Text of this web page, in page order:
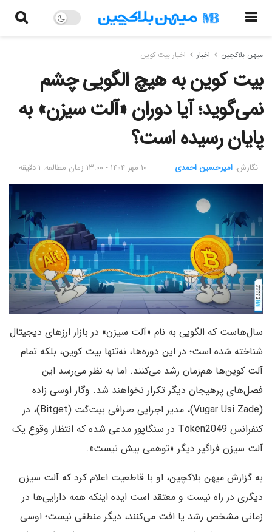
میهن بلاکچین اخبار اخبار بیت کوین
بیت کوین به هیچ الگویی چشم
نمی‌گوید؛ آیا دوران «آلت‌ سیزن» به
پایان رسیده است؟
نگارش:‌ امیرحسین احمدی ۱۰ مهر ۱۴۰۴ - ۱۳:۰۰ زمان مطالعه: ۱ دقیقه
سال‌هاست که الگویی به‌ نام «آلت سیزن» در بازار ارزهای دیجیتال
شناخته شده است؛ در این دوره‌ها، نه‌تنها بیت کوین، بلکه تمام
آلت‌ کوین‌ها هم‌زمان رشد می‌کنند. اما به‌ نظر می‌رسد این
فصل‌های پرهیجان دیگر تکرار نخواهند شد. وگار اوسی زاده
(Vugar Usi Zade)، مدیر اجرایی صرافی بیت‌گت (Bitget)، در
کنفرانس Token2049 در سنگاپور مدعی شده که انتظار وقوع یک
آلت‌ سیزن فراگیر دیگر «توهمی بیش نیست».
به گزارش میهن بلاکچین، او با قاطعیت اعلام کرد که آلت‌ سیزن
دیگری در راه نیست و معتقد است ایده‌ اینکه همه‌ دارایی‌ها در
زمانی مشخص رشد یا افت می‌کنند، دیگر منطقی نیست؛ اوسی